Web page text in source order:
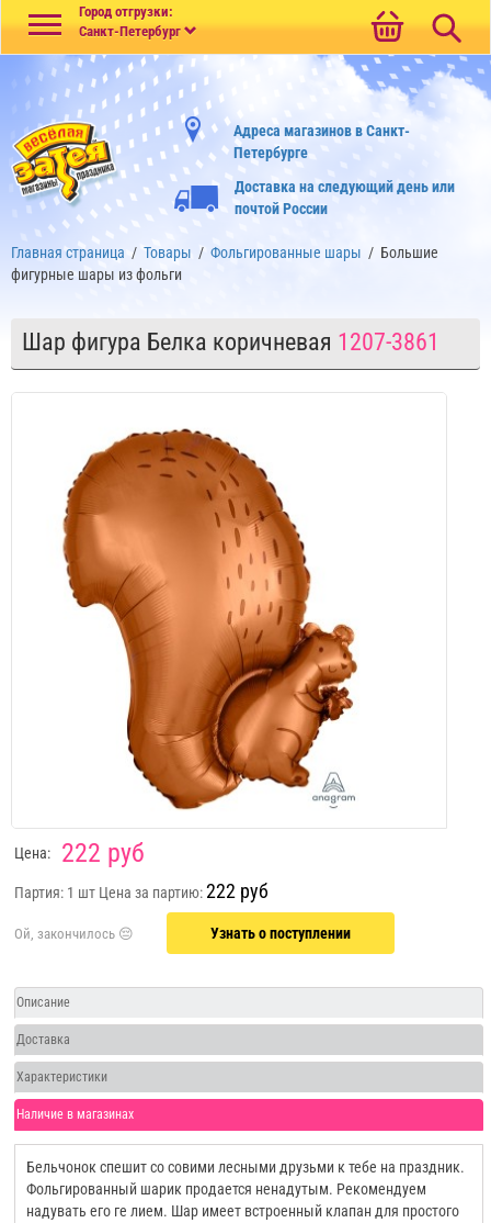
Город отгрузки:
Санкт-Петербург
Адреса магазинов в Санкт-
Петербурге
Доставка на следующий день или
почтой России
Главная страница / Товары / Фольгированные шары / Большие
фигурные шары из фольги
Шар фигура Белка коричневая 1207-3861
Цена: 222 руб
Партия: 1 шт Цена за партию:222 руб
Узнать о поступлении
Описание
Доставка
Характеристики
Наличие в магазинах
Бельчонок спешит со совими лесными друзьми к тебе на праздник.
Фольгированный шарик продается ненадутым. Рекомендуем
надувать его ге лием. Шар имеет встроенный клапан для простого